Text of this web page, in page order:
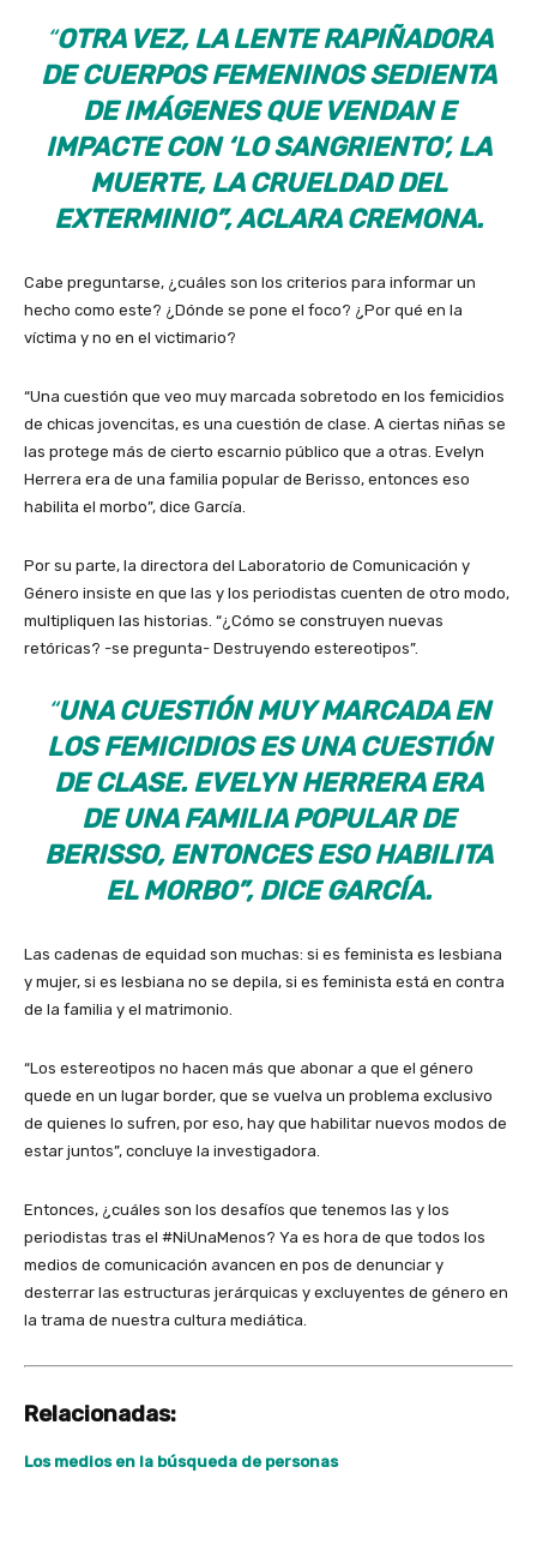
“OTRA VEZ, LA LENTE RAPIÑADORA
DE CUERPOS FEMENINOS SEDIENTA
DE IMÁGENES QUE VENDAN E
IMPACTE CON ‘LO SANGRIENTO’, LA
MUERTE, LA CRUELDAD DEL
EXTERMINIO”, ACLARA CREMONA.
Cabe preguntarse, ¿cuáles son los criterios para informar un
hecho como este? ¿Dónde se pone el foco? ¿Por qué en la
víctima y no en el victimario?
“Una cuestión que veo muy marcada sobretodo en los femicidios
de chicas jovencitas, es una cuestión de clase. A ciertas niñas se
las protege más de cierto escarnio público que a otras. Evelyn
Herrera era de una familia popular de Berisso, entonces eso
habilita el morbo”, dice García.
Por su parte, la directora del Laboratorio de Comunicación y
Género insiste en que las y los periodistas cuenten de otro modo,
multipliquen las historias. “¿Cómo se construyen nuevas
retóricas? -se pregunta- Destruyendo estereotipos”.
“UNA CUESTIÓN MUY MARCADA EN
LOS FEMICIDIOS ES UNA CUESTIÓN
DE CLASE. EVELYN HERRERA ERA
DE UNA FAMILIA POPULAR DE
BERISSO, ENTONCES ESO HABILITA
EL MORBO”, DICE GARCÍA.
Las cadenas de equidad son muchas: si es feminista es lesbiana
y mujer, si es lesbiana no se depila, si es feminista está en contra
de la familia y el matrimonio.
“Los estereotipos no hacen más que abonar a que el género
quede en un lugar border, que se vuelva un problema exclusivo
de quienes lo sufren, por eso, hay que habilitar nuevos modos de
estar juntos”, concluye la investigadora.
Entonces, ¿cuáles son los desafíos que tenemos las y los
periodistas tras el #NiUnaMenos? Ya es hora de que todos los
medios de comunicación avancen en pos de denunciar y
desterrar las estructuras jerárquicas y excluyentes de género en
la trama de nuestra cultura mediática.
Relacionadas:
Los medios en la búsqueda de personas